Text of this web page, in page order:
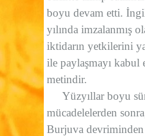
boyu devam etti.
yılında imzalanmış
iktidarın yetkilerini
ile paylaşmayı kabul
metindir.
Yüzyıllar boyu
mücadelelerden
Burjuva devriminden